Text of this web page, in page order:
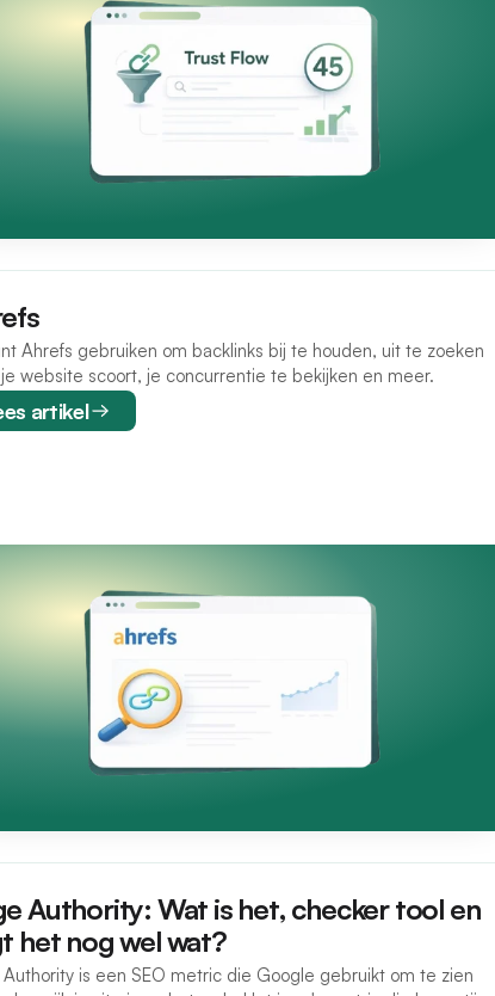
Ahrefs gebruiken om backlinks bij te houden, uit te zoeken
website scoort, je concurrentie te bekijken en meer.
artikel
Authority: Wat is het, checker tool en
het nog wel wat?
Authority is een SEO metric die Google gebruikt om te zien